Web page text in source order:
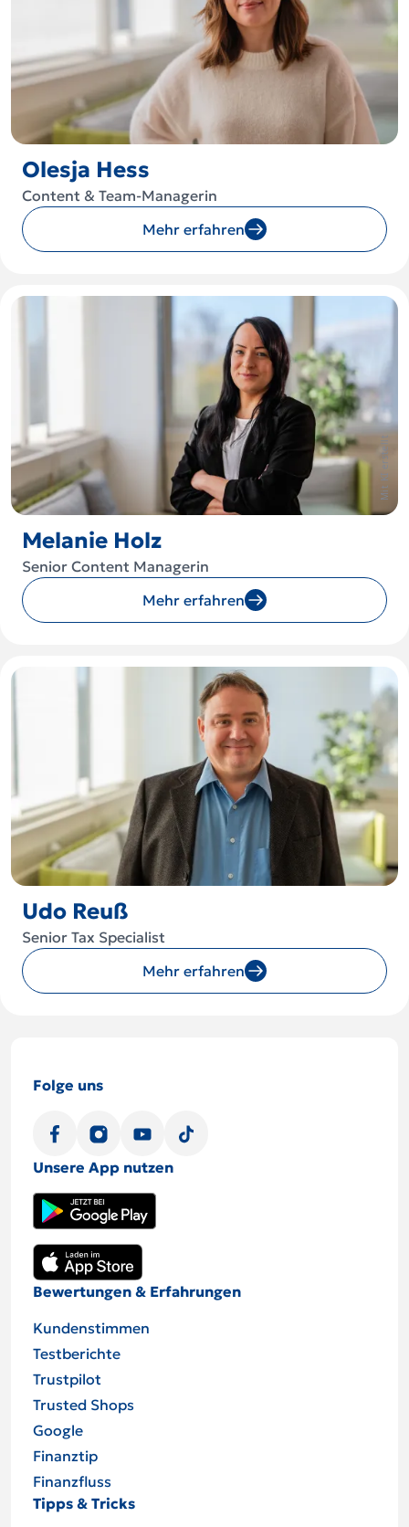
Olesja Hess
Content & Team-Managerin
Mehr erfahren
Mit KI erstellt
Melanie Holz
Senior Content Managerin
Mehr erfahren
Udo Reuß
Senior Tax Specialist
Mehr erfahren
Folge uns
Unsere App nutzen
Bewertungen & Erfahrungen
Kundenstimmen
Testberichte
Trustpilot
Trusted Shops
Google
Finanztip
Finanzfluss
Tipps & Tricks